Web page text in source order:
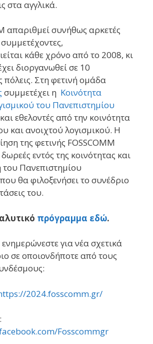
στα αγγλικά.
απαριθμεί συνήθως αρκετές
κάθε χρόνο από το 2008, κι
διοργανωθεί σε 10
πόλεις. Στη φετινή ομάδα
συμμετέχει η Κοινότητα
του Πανεπιστημίου
και εθελοντές από την κοινότητα
και ανοιχτού λογισμικού. Η
της φετινής FOSSCOMM
εντός της κοινότητας και
του Πανεπιστημίου
θα φιλοξενήσει το συνέδριο
του.
πρόγραμμα εδώ.
για νέα σχετικά
σε οποιονδήποτε από τους
2024.fosscomm.gr/
Fosscommgr